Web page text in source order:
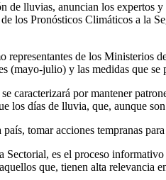
de lluvias, anuncian los expertos
los Pronósticos Climáticos a la
de los Ministerios
(mayo-julio) y las medidas que
caracterizará por mantener
los días de lluvia, que, aunque
tomar acciones tempranas
Sectorial, es el proceso
que, tienen alta relevancia